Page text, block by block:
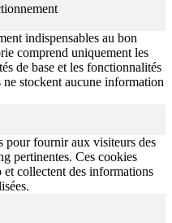
indispensables au bon
comprend uniquement les
de base et les fonctionnalités
ne stockent aucune information
pour fournir aux visiteurs des
pertinentes. Ces cookies
et collectent des informations